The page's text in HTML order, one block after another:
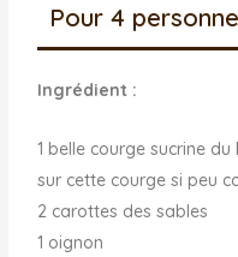
Pour 4
Ingrédient :
1 belle courge sucrine
sur cette courge si peu
2 carottes des sables
1 oignon